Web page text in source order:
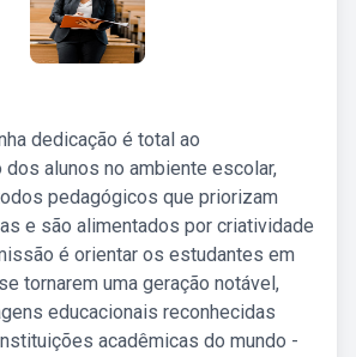
dedicação é total ao
alunos no ambiente escolar,
pedagógicos que priorizam
e são alimentados por criatividade
é orientar os estudantes em
tornarem uma geração notável,
educacionais reconhecidas
acadêmicas do mundo -